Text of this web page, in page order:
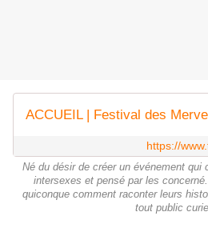
ACCUEIL | Festival des
https://
Né du désir de créer un événement qui
intersexes et pensé par les
quiconque comment raconter leurs
tout public